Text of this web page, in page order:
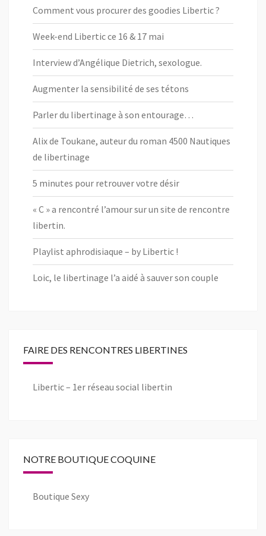
Comment vous procurer des goodies Libertic ?
Week-end Libertic ce 16 & 17 mai
Interview d’Angélique Dietrich, sexologue.
Augmenter la sensibilité de ses tétons
Parler du libertinage à son entourage…
Alix de Toukane, auteur du roman 4500 Nautiques
de libertinage
5 minutes pour retrouver votre désir
« C » a rencontré l’amour sur un site de rencontre
libertin.
Playlist aphrodisiaque – by Libertic !
Loic, le libertinage l’a aidé à sauver son couple
FAIRE DES RENCONTRES LIBERTINES
Libertic – 1er réseau social libertin
NOTRE BOUTIQUE COQUINE
Boutique Sexy